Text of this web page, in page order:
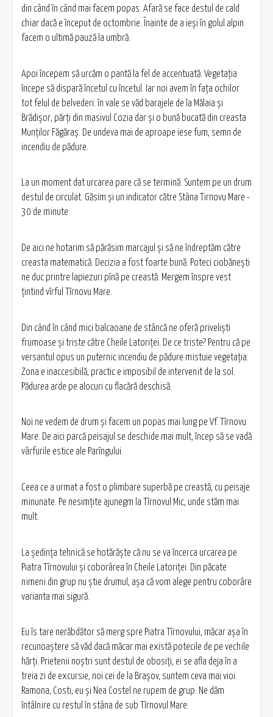
din când în când mai facem popas. Afară se face destul de cald
chiar dacă e început de octombrie. Înainte de a ieşi în golul alpin
facem o ultimă pauză la umbră.
Apoi începem să urcăm o pantă la fel de accentuată. Vegetaţia
începe să dispară încetul cu încetul. Iar noi avem în faţa ochilor
tot felul de belvederi: în vale se văd barajele de la Mălaia şi
Brădişor, părţi din masivul Cozia dar şi o bună bucată din creasta
Munţilor Făgăraş. De undeva mai de aproape iese fum, semn de
incendiu de pădure.
La un moment dat urcarea pare că se termină. Suntem pe un drum
destul de circulat. Găsim şi un indicator către Stâna Tirnovu Mare -
30 de minute.
De aici ne hotarim să părăsim marcajul şi să ne îndreptăm către
creasta matematică. Decizia a fost foarte bună. Poteci ciobăneşti
ne duc printre lapiezuri pînă pe creastă. Mergem înspre vest
ţintind vîrful Tîrnovu Mare.
Din când în când mici balcaoane de stâncă ne oferă privelişti
frumoase şi triste către Cheile Latoriței. De ce triste? Pentru că pe
versantul opus un puternic incendiu de pădure mistuie vegetaţia.
Zona e inaccesibilă, practic e imposibil de intervenit de la sol.
Pădurea arde pe alocuri cu flacără deschisă.
Noi ne vedem de drum şi facem un popas mai lung pe Vf. Tîrnovu
Mare. De aici parcă peisajul se deschide mai mult, încep să se vadă
vârfurile estice ale Parîngului.
Ceea ce a urmat a fost o plimbare superbă pe creastă, cu peisaje
minunate. Pe nesimţite ajunegm la Tîrnovul Mic, unde stăm mai
mult.
La şedinţa tehnică se hotărăşte că nu se va încerca urcarea pe
Piatra Tîrnovului şi coborârea în Cheile Latoriței. Din păcate
nimeni din grup nu ştie drumul, aşa că vom alege pentru coborâre
varianta mai sigură.
Eu îs tare nerăbdător să merg spre Piatra Tîrnovului, măcar aşa în
recunoaştere să văd dacă măcar mai există potecile de pe vechile
hărţi. Prietenii noştri sunt destul de obosiţi, ei se afla deja în a
treia zi de excursie, noi cei de la Braşov, suntem ceva mai vioi.
Ramona, Costi, eu şi Nea Costel ne rupem de grup. Ne dăm
întâlnire cu restul în stâna de sub Tîrnovul Mare.